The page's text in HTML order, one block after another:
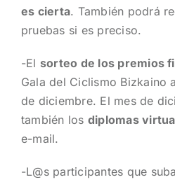
es cierta. También podrá
pruebas si es preciso.
-El sorteo de los premios
Gala del Ciclismo Bizkaino
de diciembre. El mes de
también los diplomas
e-mail.
-L@s participantes que